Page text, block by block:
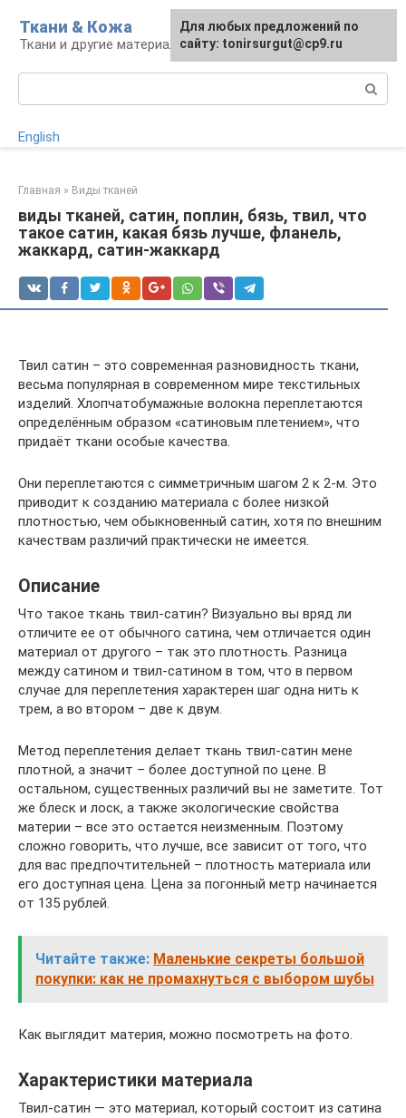
контенту
Ткани & Кожа
Ткани и другие материалы
English
Главная » Виды тканей
виды тканей, сатин, поплин, бязь, твил, что
такое сатин, какая бязь лучше, фланель,
жаккард, сатин-жаккард
Твил сатин – это современная разновидность ткани,
весьма популярная в современном мире текстильных
изделий. Хлопчатобумажные волокна переплетаются
определённым образом «сатиновым плетением», что
придаёт ткани особые качества.
Они переплетаются с симметричным шагом 2 к 2-м. Это
приводит к созданию материала с более низкой
плотностью, чем обыкновенный сатин, хотя по внешним
качествам различий практически не имеется.
Описание
Что такое ткань твил-сатин? Визуально вы вряд ли
отличите ее от обычного сатина, чем отличается один
материал от другого – так это плотность. Разница
между сатином и твил-сатином в том, что в первом
случае для переплетения характерен шаг одна нить к
трем, а во втором – две к двум.
Метод переплетения делает ткань твил-сатин мене
плотной, а значит – более доступной по цене. В
остальном, существенных различий вы не заметите. Тот
же блеск и лоск, а также экологические свойства
материи – все это остается неизменным. Поэтому
сложно говорить, что лучше, все зависит от того, что
для вас предпочтительней – плотность материала или
его доступная цена. Цена за погонный метр начинается
от 135 рублей.
Читайте также: Маленькие секреты большой
покупки: как не промахнуться с выбором шубы
Как выглядит материя, можно посмотреть на фото.
Характеристики материала
Твил-сатин — это материал, который состоит из сатина
Для любых предложений по
сайту: tonirsurgut@cp9.ru